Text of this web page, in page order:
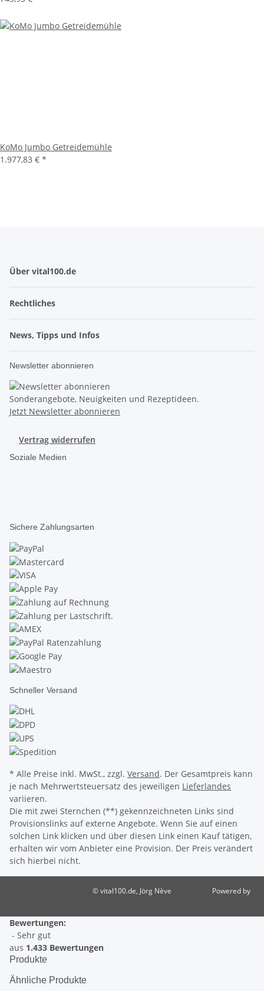
KoMo Jumbo Getreidemühle
1.977,83 € *
Über vital100.de
Rechtliches
News, Tipps und Infos
Newsletter abonnieren
Sonderangebote, Neuigkeiten und Rezeptideen.
Jetzt Newsletter abonnieren
Vertrag widerrufen
Soziale Medien
Sichere Zahlungsarten
Schneller Versand
* Alle Preise inkl. MwSt., zzgl. Versand. Der Gesamtpreis kann
je nach Mehrwertsteuersatz des jeweiligen Lieferlandes
variieren.
Die mit zwei Sternchen (**) gekennzeichneten Links sind
Provisionslinks auf externe Angebote. Wenn Sie auf einen
solchen Link klicken und über diesen Link einen Kauf tätigen,
erhalten wir vom Anbieter eine Provision. Der Preis verändert
sich hierbei nicht.
© vital100.de, Jörg Nève
Powered by
Bewertungen:
- Sehr gut
aus 1.433 Bewertungen
Produkte
Ähnliche Produkte